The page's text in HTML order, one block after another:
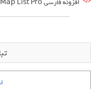
افزونه فارسی Map List Pro ایجاد نقشه گوگل در وردپرس